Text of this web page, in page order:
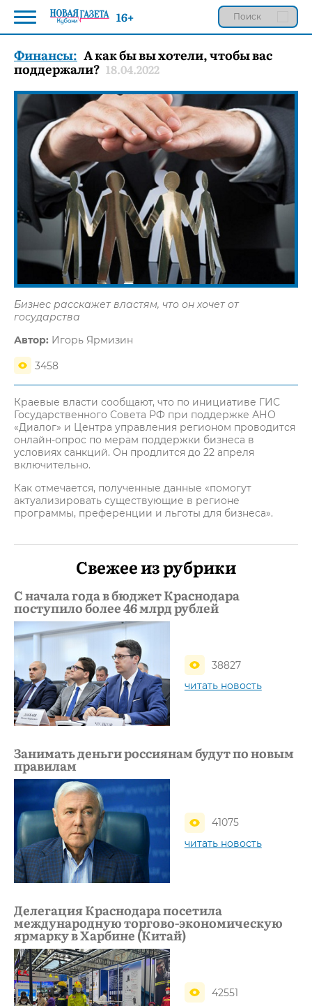
Финансы: А как бы вы хотели, чтобы вас
поддержали? 18.04.2022
Бизнес расскажет властям, что он хочет от
государства
Автор: Игорь Ярмизин
3458
Краевые власти сообщают, что по инициативе ГИС
Государственного Совета РФ при поддержке АНО
«Диалог» и Центра управления регионом проводится
онлайн-опрос по мерам поддержки бизнеса в
условиях санкций. Он продлится до 22 апреля
включительно.
Как отмечается, полученные данные «помогут
актуализировать существующие в регионе
программы, преференции и льготы для бизнеса».
Свежее из рубрики
С начала года в бюджет Краснодара
поступило более 46 млрд рублей
38827
читать новость
Занимать деньги россиянам будут по новым
правилам
41075
читать новость
Делегация Краснодара посетила
международную торгово-экономическую
ярмарку в Харбине (Китай)
42551
16+